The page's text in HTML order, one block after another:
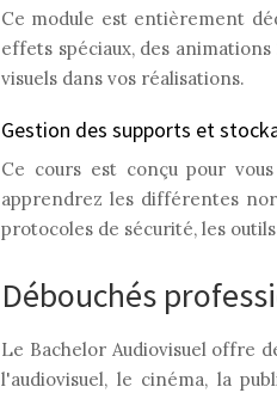
Ce module est entièrement
effets spéciaux, des
visuels dans vos réalisations.
Gestion des supports et
Ce cours est conçu pour
apprendrez les différentes
protocoles de sécurité, les
Débouchés
Le Bachelor Audiovisuel offre
l'audiovisuel, le cinéma, la